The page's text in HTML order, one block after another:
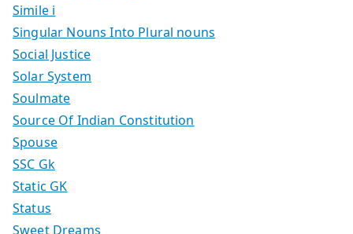
Simile i
Singular Nouns Into Plural nouns
Social Justice
Solar System
Soulmate
Source Of Indian Constitution
Spouse
SSC Gk
Static GK
Status
Sweet Dreams